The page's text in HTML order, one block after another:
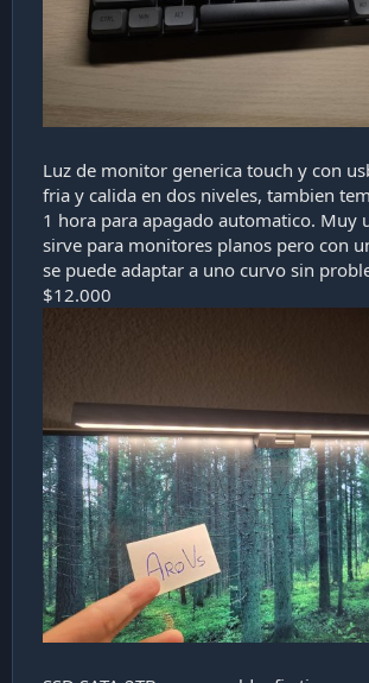
Luz de monitor generica touch y con
fria y calida en dos niveles, tambien
1 hora para apagado automatico. Muy
sirve para monitores planos pero con
se puede adaptar a uno curvo sin
$12.000